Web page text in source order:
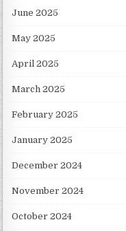
June 2025
May 2025
April 2025
March 2025
February 2025
January 2025
December 2024
November 2024
October 2024